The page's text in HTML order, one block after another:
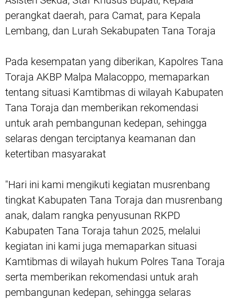
perangkat daerah, para Camat, para Kepala
Lembang, dan Lurah Sekabupaten Tana Toraja
Pada kesempatan yang diberikan, Kapolres Tana
Toraja AKBP Malpa Malacoppo, memaparkan
tentang situasi Kamtibmas di wilayah Kabupaten
Tana Toraja dan memberikan rekomendasi
untuk arah pembangunan kedepan, sehingga
selaras dengan terciptanya keamanan dan
ketertiban masyarakat
"Hari ini kami mengikuti kegiatan musrenbang
tingkat Kabupaten Tana Toraja dan musrenbang
anak, dalam rangka penyusunan RKPD
Kabupaten Tana Toraja tahun 2025, melalui
kegiatan ini kami juga memaparkan situasi
Kamtibmas di wilayah hukum Polres Tana Toraja
serta memberikan rekomendasi untuk arah
pembangunan kedepan, sehingga selaras